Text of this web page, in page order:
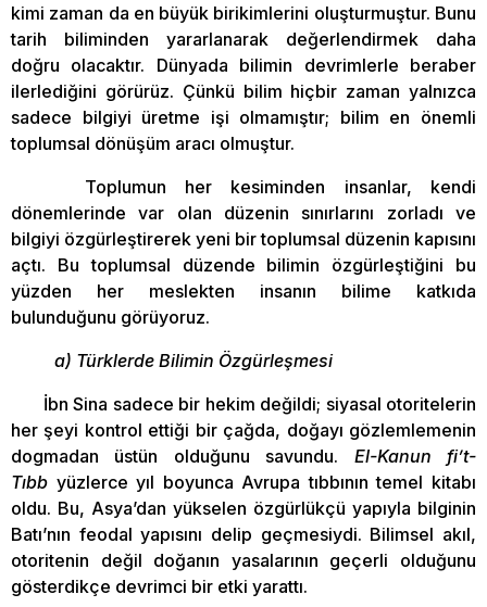
kimi zaman da en büyük birikimlerini oluşturmuştur. Bunu
tarih biliminden yararlanarak değerlendirmek daha
doğru olacaktır. Dünyada bilimin devrimlerle beraber
ilerlediğini görürüz. Çünkü bilim hiçbir zaman yalnızca
sadece bilgiyi üretme işi olmamıştır; bilim en önemli
toplumsal dönüşüm aracı olmuştur.
Toplumun her kesiminden insanlar, kendi
dönemlerinde var olan düzenin sınırlarını zorladı ve
bilgiyi özgürleştirerek yeni bir toplumsal düzenin kapısını
açtı. Bu toplumsal düzende bilimin özgürleştiğini bu
yüzden her meslekten insanın bilime katkıda
bulunduğunu görüyoruz.
a) Türklerde Bilimin Özgürleşmesi
İbn Sina sadece bir hekim değildi; siyasal otoritelerin
her şeyi kontrol ettiği bir çağda, doğayı gözlemlemenin
dogmadan üstün olduğunu savundu. El-Kanun fi’t-
Tıbb yüzlerce yıl boyunca Avrupa tıbbının temel kitabı
oldu. Bu, Asya’dan yükselen özgürlükçü yapıyla bilginin
Batı’nın feodal yapısını delip geçmesiydi. Bilimsel akıl,
otoritenin değil doğanın yasalarının geçerli olduğunu
gösterdikçe devrimci bir etki yarattı.